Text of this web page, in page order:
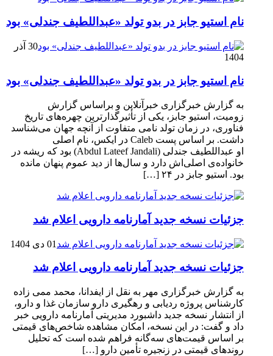
نام استیو جابز در بدو تولد «عبداللطیف جندلی» بود
30 آذر
1404
نام استیو جابز در بدو تولد «عبداللطیف جندلی» بود
به گزارش خبرگزاری خبرآنلاین و براساس گزارش
زومیت، استیو جابز، یکی از تأثیرگذارترین چهره‌های تاریخ
فناوری، در زمان تولد نامی متفاوت از آنچه جهان می‌شناسد
داشت. بر اساس پست Caleb در ایکس، نام اصلی
او عبداللطیف جندلی (Abdul Lateef Jandali) بود که ریشه در
خانواده‌ی اصلی‌اش دارد و سال‌ها از دید عموم پنهان مانده
بود. استیو جابز در ۲۴ […]
جزئیات نسخه جدید آمارنامه دارویی اعلام شد
01 دی 1404
جزئیات نسخه جدید آمارنامه دارویی اعلام شد
به گزارش خبرگزاری مهر به نقل از ایفدانا، محمد ممی زاده
کارشناس پروژه ردیابی و رهگیری دارو سازمان غذا و دارو،
از انتشار نسخه جدید داشبورد مدیریتی آمارنامه دارویی خبر
داد و گفت: در این نسخه، امکان مشاهده شاخص‌های قیمتی
بر اساس قیمت‌های سه‌گانه فراهم شده است که تحلیل
روندهای قیمتی در زنجیره تأمین دارو […]